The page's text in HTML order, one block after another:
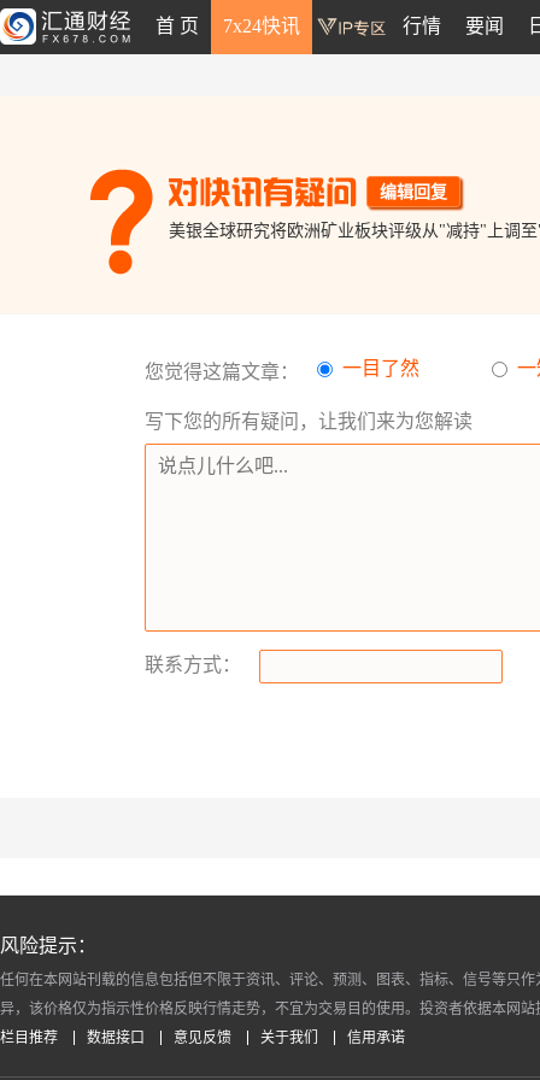
首 页 7x24快讯 行情 要闻
美银全球研究将欧洲矿业板块评级从"减持"上调
编辑回复
您觉得这篇文章： 一目了然 一
写下您的所有疑问，让我们来为您解读
联系方式：
风险提示：
任何在本网站刊载的信息包括但不限于资讯、评论、预测、图表、指标、信号等只
异，该价格仅为指示性价格反映行情走势，不宜为交易目的使用。投资者依据本网
栏目推荐
数据接口 意见反馈 关于我们 信用承诺